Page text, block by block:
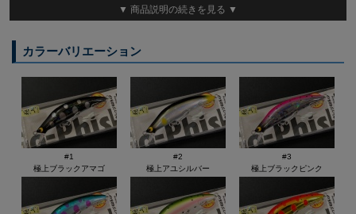
◆Ring ： #1
▼ 商品説明の続きを見る ▼
カラーバリエーション
#1
極上ブラックアマゴ
#2
極上アユシルバー
#3
極上ブラックピンク